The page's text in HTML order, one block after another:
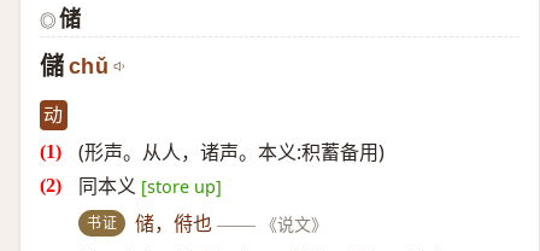
◎ 储
儲 chǔ
动
(形声。从人，诸声。本义:积蓄备用)
同本义 [store up]
书证 储，偫也 —— 《说文》